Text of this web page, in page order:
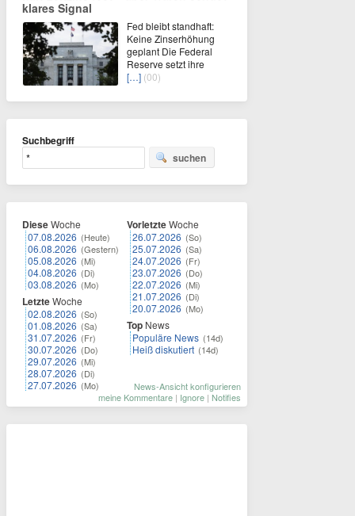
klares Signal
Fed bleibt standhaft:
Keine Zinserhöhung
geplant Die Federal
Reserve setzt ihre
[…] (00)
Suchbegriff
suchen
DieseWoche
07.08.2026 (Heute)
06.08.2026 (Gestern)
05.08.2026 (Mi)
04.08.2026 (Di)
03.08.2026 (Mo)
LetzteWoche
02.08.2026 (So)
01.08.2026 (Sa)
31.07.2026 (Fr)
30.07.2026 (Do)
29.07.2026 (Mi)
28.07.2026 (Di)
27.07.2026 (Mo)
VorletzteWoche
26.07.2026 (So)
25.07.2026 (Sa)
24.07.2026 (Fr)
23.07.2026 (Do)
22.07.2026 (Mi)
21.07.2026 (Di)
20.07.2026 (Mo)
Top News
Populäre News (14d)
Heiß diskutiert (14d)
News-Ansicht konfigurieren
meine Kommentare | Ignore | Notifies